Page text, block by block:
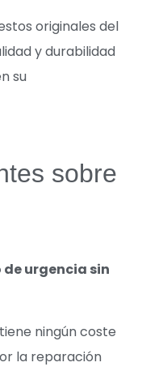
originales del
y durabilidad
su
sobre
de urgencia sin
ningún coste
la reparación